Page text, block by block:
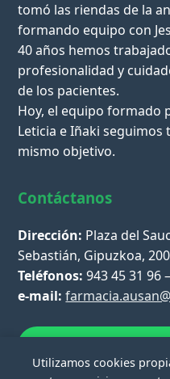
tomó las riendas de la
formando equipo con
40 años hemos
profesionalidad y
de los pacientes.
Hoy, el equipo formado
Leticia e Iñaki seguimos
mismo objetivo.
Contáctanos
Dirección: Plaza del
Sebastián, Gipuzkoa,
Teléfonos: 943 45 31 96
e-mail:
Utilizamos cookies